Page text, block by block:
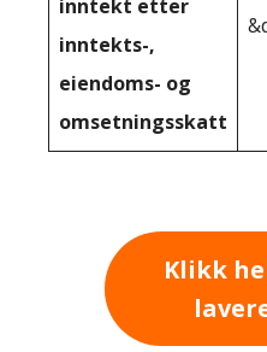
inntekt etter
inntekts-,
eiendoms- og
omsetningsskatt
Klikk